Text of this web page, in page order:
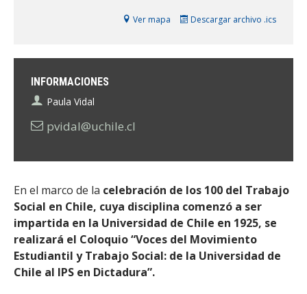
INFORMACIONES
Paula Vidal
pvidal@uchile.cl
Ver mapa Descargar archivo .ics
En el marco de la celebración de los 100 del Trabajo
Social en Chile, cuya disciplina comenzó a ser
impartida en la Universidad de Chile en 1925, se
realizará el Coloquio “Voces del Movimiento
Estudiantil y Trabajo Social: de la Universidad de
Chile al IPS en Dictadura”.